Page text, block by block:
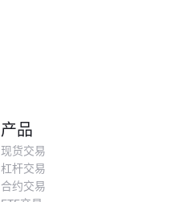
产品
现货交易
杠杆交易
合约交易